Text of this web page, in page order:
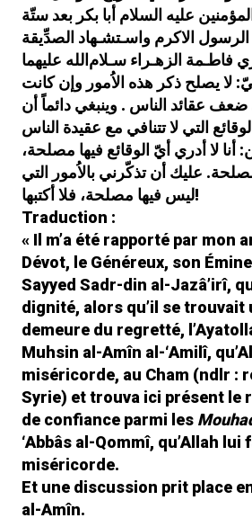
Othman AlOmaridans La science
du Hadith chez les Chiites Imamites
: Introduction (1/15)
ibdans Le Coran : Un message
crypté !
muslim dans La science du Hadith
chez les Chiites Imamites :
Introduction (1/15)
al-taqiya.orgdans
terre et regardez…
علیه‌ السلام‌ أبا بكر بعد ستّة‌
الاكرم‌ واسـتشـهاد الصدِّيقة‌
لا يصلح‌ ذكر هذه‌ الاُمور وإن‌ كانت‌
ضعف‌ عقائد الناس‌ . وينبغي‌ دائماً أن‌
أنا لا أدري‌ أي‌ّ الوقائع‌ فيها مصلحة‌،
علیك‌ أن‌ تذكّرني‌ بالاُمور التي‌
ليس‌ فيها مصلحة‌، فلا أكتبها!
Traduction :
« Il m’a été rapporté par mon
Dévot, le Généreux, son
Sayyed Sadr-din al-Jazâ’irî,
dignité, alors qu’il se trouvait
demeure du regretté,
Muhsin al-Amîn al-‘Amilî,
miséricorde, au Cham (ndlr :
Syrie) et trouva ici présent le
de confiance parmi les
‘Abbâs al-Qommî, qu’Allah lui
miséricorde.
Et une discussion prit place
al-Amîn.